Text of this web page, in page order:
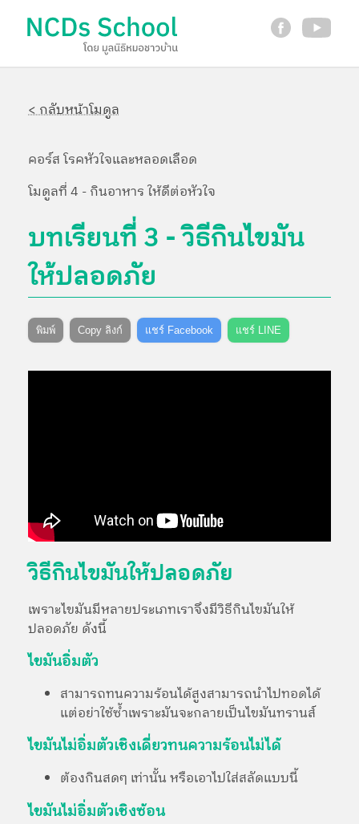
< กลับหน้าโมดูล
คอร์ส โรคหัวใจและหลอดเลือด
โมดูลที่ 4 - กินอาหาร ให้ดีต่อหัวใจ
บทเรียนที่ 3 - วิธีกินไขมัน
ให้ปลอดภัย
พิมพ์ Copy ลิงก์ แชร์ Facebook แชร์ LINE
วิธีกินไขมันให้ปลอดภัย
เพราะไขมันมีหลายประเภทเราจึงมีวิธีกินไขมันให้
ปลอดภัย ดังนี้
ไขมันอิ่มตัว
สามารถทนความร้อนได้สูงสามารถนำไปทอดได้
แต่อย่าใช้ซ้ำเพราะมันจะกลายเป็นไขมันทรานส์
ไขมันไม่อิ่มตัวเชิงเดี่ยวทนความร้อนไม่ได้
ต้องกินสดๆ เท่านั้น หรือเอาไปใส่สลัดแบบนี้
ไขมันไม่อิ่มตัวเชิงซ้อน